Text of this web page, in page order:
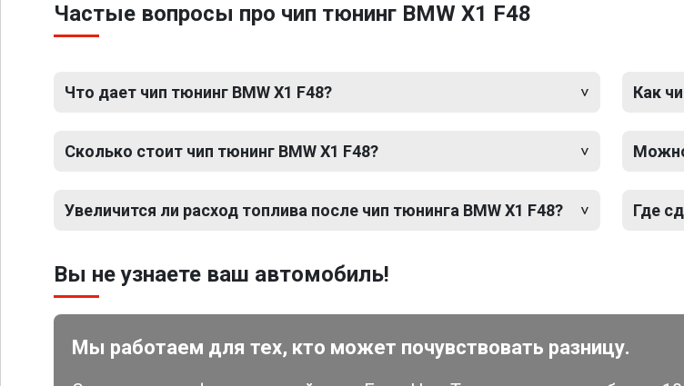
Частые вопросы про чип тюнинг BMW X1 F48
Что дает чип тюнинг BMW X1 F48?
Сколько стоит чип тюнинг BMW X1 F48?
Увеличится ли расход топлива после чип тюнинга BMW X1 F48?
Как
Где
Вы не узнаете ваш автомобиль!
Мы работаем для тех, кто может почувствовать разницу.